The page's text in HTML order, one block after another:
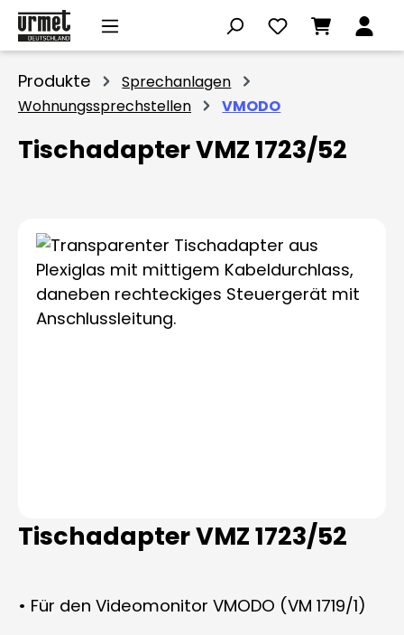
Zum Hauptinhalt springen
Produkte
Sprechanlagen
Wohnungssprechstellen
VMODO
Tischadapter VMZ 1723/52
Bildergalerie überspringen
Tischadapter VMZ 1723/52
• Für den Videomonitor VMODO (VM 1719/1)